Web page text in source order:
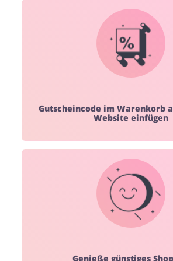
Gutscheincode im Warenkorb
Website einfügen
Genieße günstiges